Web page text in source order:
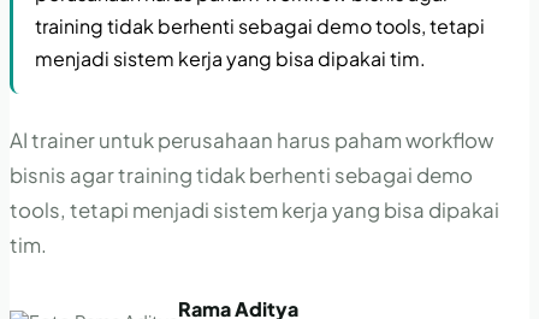
training tidak berhenti sebagai demo tools, tetapi
menjadi sistem kerja yang bisa dipakai tim.
AI trainer untuk perusahaan harus paham workflow
bisnis agar training tidak berhenti sebagai demo
tools, tetapi menjadi sistem kerja yang bisa dipakai
tim.
Rama Aditya